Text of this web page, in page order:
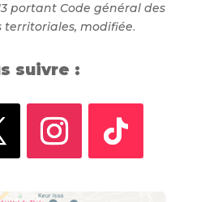
portant Code général des
territoriales, modifiée.
suivre :